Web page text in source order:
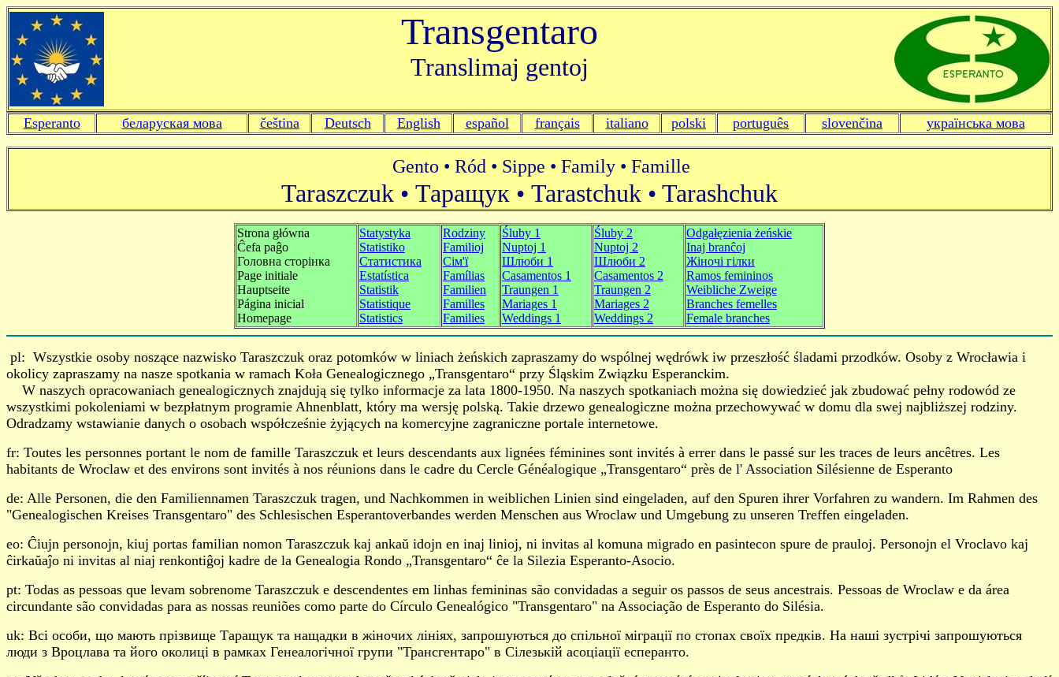
Transgentaro
Translimaj gentoj
Esperanto беларуская мова čeština Deutsch English español français italiano polski português slovenčina українська мова
Gento • Ród • Sippe • Family • Famille
Taraszczuk • Таращук • Tarastchuk • Tarashchuk
Strona główna
Ĉefa paĝo
Головна сторінка
Page initiale
Hauptseite
Página inicial
Homepage
Statystyka
Statistiko
Статистика
Estatística
Statistik
Statistique
Statistics
Rodziny
Familioj
Сім'ї
Famílias
Familien
Familles
Families
Śluby 1
Nuptoj 1
Шлюби 1
Casamentos 1
Traungen 1
Mariages 1
Weddings 1
Śluby 2
Nuptoj 2
Шлюби 2
Casamentos 2
Traungen 2
Mariages 2
Weddings 2
Odgałęzienia żeńskie
Inaj branĉoj
Жіночі гілки
Ramos femininos
Weibliche Zweige
Branches femelles
Female branches
pl: Wszystkie osoby noszące nazwisko Taraszczuk oraz potomków w liniach żeńskich zapraszamy do wspólnej wędrówk iw przeszłość śladami przodków. Osoby z Wrocławia i
okolicy zapraszamy na nasze spotkania w ramach Koła Genealogicznego „Transgentaro“ przy Śląskim Związku Esperanckim.
W naszych opracowaniach genealogicznych znajdują się tylko informacje za lata 1800-1950. Na naszych spotkaniach można się dowiedzieć jak zbudować pełny rodowód ze
wszystkimi pokoleniami w bezpłatnym programie Ahnenblatt, który ma wersję polską. Takie drzewo genealogiczne można przechowywać w domu dla swej najbliższej rodziny.
Odradzamy wstawianie danych o osobach współcześnie żyjących na komercyjne zagraniczne portale internetowe.
fr: Toutes les personnes portant le nom de famille Taraszczuk et leurs descendants aux lignées féminines sont invités à errer dans le passé sur les traces de leurs ancêtres. Les
habitants de Wroclaw et des environs sont invités à nos réunions dans le cadre du Cercle Généalogique „Transgentaro“ près de l' Association Silésienne de Esperanto
de: Alle Personen, die den Familiennamen Taraszczuk tragen, und Nachkommen in weiblichen Linien sind eingeladen, auf den Spuren ihrer Vorfahren zu wandern. Im Rahmen des
"Genealogischen Kreises Transgentaro" des Schlesischen Esperantoverbandes werden Menschen aus Wroclaw und Umgebung zu unseren Treffen eingeladen.
eo: Ĉiujn personojn, kiuj portas familian nomon Taraszczuk kaj ankaŭ idojn en inaj linioj, ni invitas al komuna migrado en pasintecon spure de prauloj. Personojn el Vroclavo kaj
ĉirkaŭaĵo ni invitas al niaj renkontiĝoj kadre de la Genealogia Rondo „Transgentaro“ ĉe la Silezia Esperanto-Asocio.
pt: Todas as pessoas que levam sobrenome Taraszczuk e descendentes em linhas femininas são convidadas a seguir os passos de seus ancestrais. Pessoas de Wroclaw e da área
circundante são convidadas para as nossas reuniões como parte do Círculo Genealógico "Transgentaro" na Associação de Esperanto do Silésia.
uk: Всі особи, що мають прізвище Таращук та нащадки в жіночих лініях, запрошуються до спільної міграції по стопах своїх предків. На наші зустрічі запрошуються
люди з Вроцлава та його околиці в рамках Генеалогічної групи "Трансгентаро" в Сілезькій асоціації есперанто.